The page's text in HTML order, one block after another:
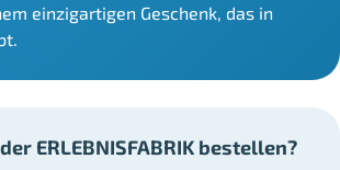
einzigartigen Geschenk, das in
ERLEBNISFABRIK bestellen?